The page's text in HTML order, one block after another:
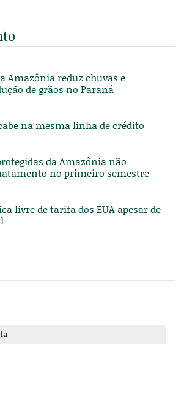
Amazônia reduz chuvas e
de grãos no Paraná
na mesma linha de crédito
da Amazônia não
no primeiro semestre
livre de tarifa dos EUA apesar de